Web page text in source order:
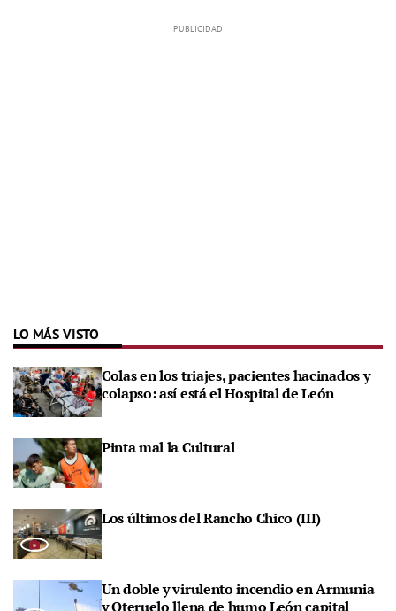
LO MÁS VISTO
Colas en los triajes, pacientes hacinados y
colapso: así está el Hospital de León
Pinta mal la Cultural
Los últimos del Rancho Chico (III)
Un doble y virulento incendio en Armunia
y Oteruelo llena de humo León capital